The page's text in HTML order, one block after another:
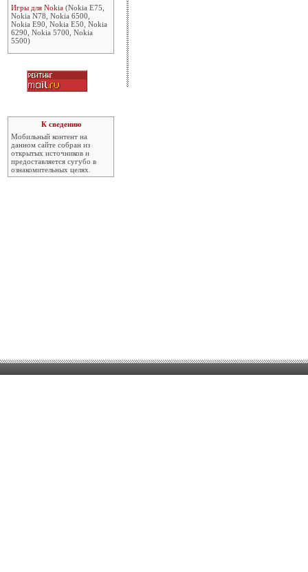
Игры для Nokia (Nokia E75,
Nokia N78, Nokia 6500,
Nokia E90, Nokia E50, Nokia
6290, Nokia 5700, Nokia
5500)
К сведению
Мобильный контент на
данном сайте собран из
открытых источников и
предоставляется сугубо в
ознакомительных целях.